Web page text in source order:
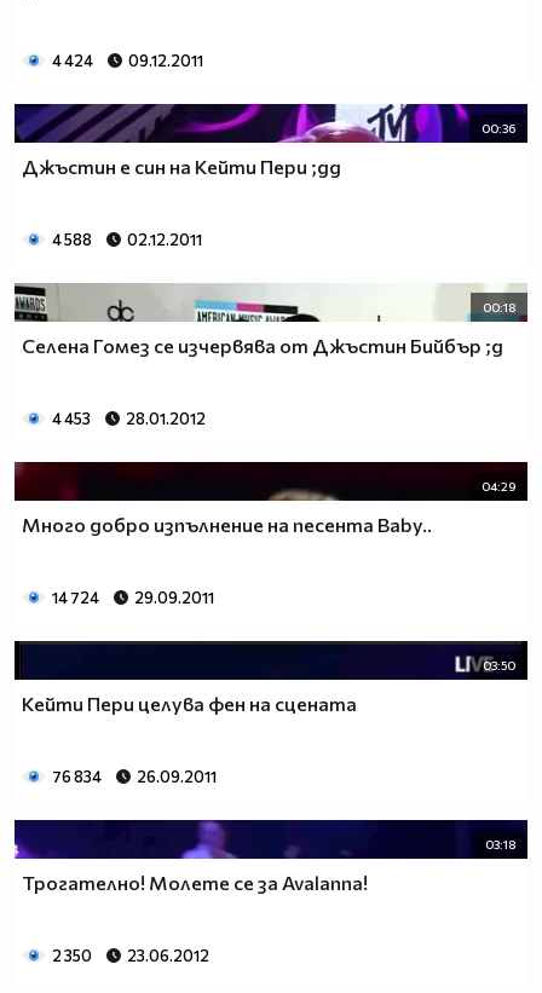
4 424 09.12.2011
00:36
Джъстин е син на Кейти Пери ;дд
4 588 02.12.2011
00:18
Селена Гомез се изчервява от Джъстин Бийбър ;д
4 453 28.01.2012
04:29
Много добро изпълнение на песента Baby..
14 724 29.09.2011
03:50
Кейти Пери целува фен на сцената
76 834 26.09.2011
03:18
Трогателно! Молете се за Avalanna!
2 350 23.06.2012